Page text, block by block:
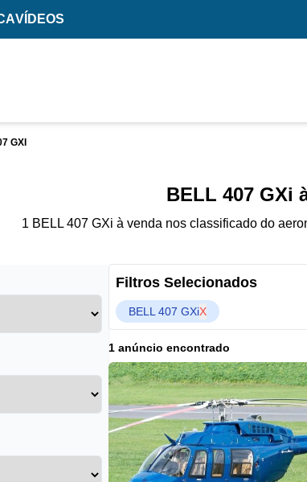
VÍDEOS
GXI
BELL 407 GXi
1 BELL 407 GXi à venda nos classificado do
Filtros Selecionados
BELL 407 GXiX
1 anúncio encontrado